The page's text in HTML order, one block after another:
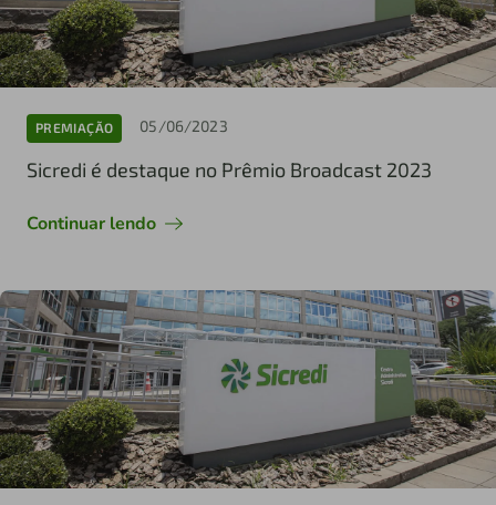
PREMIAÇÃO 05/06/2023
Sicredi é destaque no Prêmio Broadcast 2023
Continuar lendo